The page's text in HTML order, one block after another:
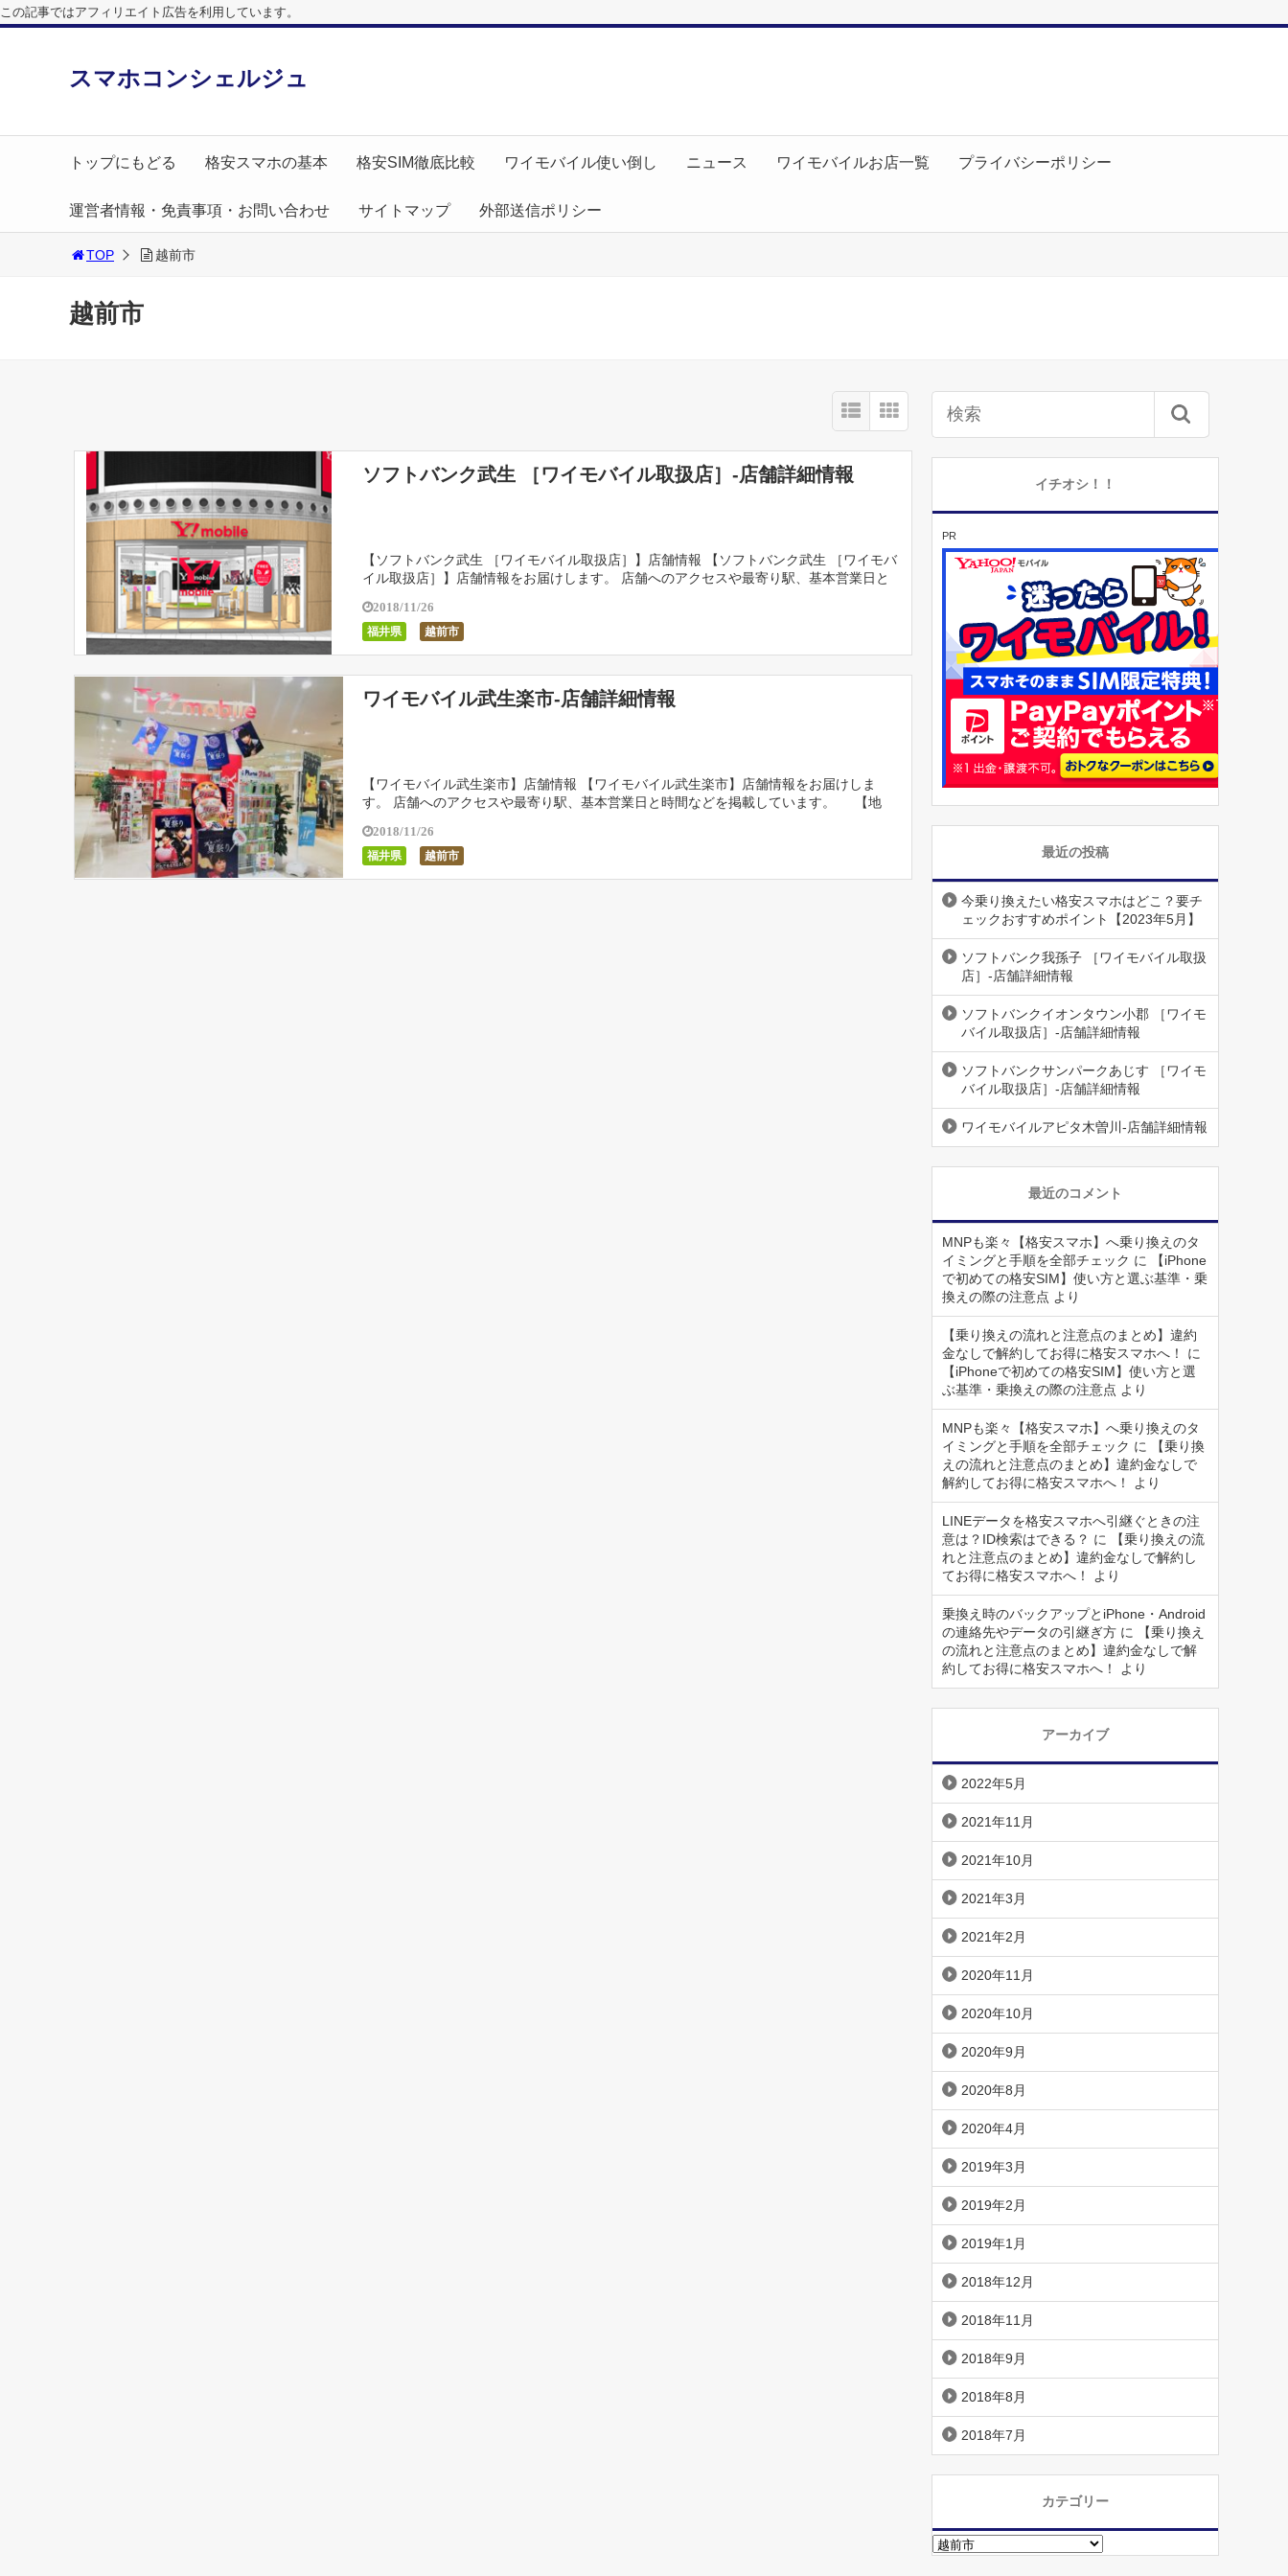
この記事ではアフィリエイト広告を利用しています。
スマホコンシェルジュ
トップにもどる 格安スマホの基本 格安SIM徹底比較 ワイモバイル使い倒し ニュース ワイモバイルお店一覧 プライバシーポリシー
運営者情報・免責事項・お問い合わせ サイトマップ 外部送信ポリシー
TOP 越前市
越前市
ソフトバンク武生 ［ワイモバイル取扱店］-店舗詳細情報
【ソフトバンク武生 ［ワイモバイル取扱店］】店舗情報 【ソフトバンク武生 ［ワイモバ
イル取扱店］】店舗情報をお届けします。 店舗へのアクセスや最寄り駅、基本営業日と
2018/11/26
福井県 越前市
ワイモバイル武生楽市-店舗詳細情報
【ワイモバイル武生楽市】店舗情報 【ワイモバイル武生楽市】店舗情報をお届けしま
す。 店舗へのアクセスや最寄り駅、基本営業日と時間などを掲載しています。 【地
2018/11/26
福井県 越前市
イチオシ！！
PR
最近の投稿
今乗り換えたい格安スマホはどこ？要チ
ェックおすすめポイント【2023年5月】
ソフトバンク我孫子 ［ワイモバイル取扱
店］-店舗詳細情報
ソフトバンクイオンタウン小郡 ［ワイモ
バイル取扱店］-店舗詳細情報
ソフトバンクサンパークあじす ［ワイモ
バイル取扱店］-店舗詳細情報
ワイモバイルアピタ木曽川-店舗詳細情報
最近のコメント
MNPも楽々【格安スマホ】へ乗り換えのタ
イミングと手順を全部チェック に
【iPhone
で初めての格安SIM】使い方と選ぶ基準・乗
換えの際の注意点 より
【乗り換えの流れと注意点のまとめ】違約
金なしで解約してお得に格安スマホへ！
に
【iPhoneで初めての格安SIM】使い方と選
ぶ基準・乗換えの際の注意点 より
MNPも楽々【格安スマホ】へ乗り換えのタ
イミングと手順を全部チェック に
【乗り換
えの流れと注意点のまとめ】違約金なしで
解約してお得に格安スマホへ！
より
LINEデータを格安スマホへ引継ぐときの注
意は？ID検索はできる？ に
【乗り換えの流
れと注意点のまとめ】違約金なしで解約し
てお得に格安スマホへ！
より
乗換え時のバックアップとiPhone・Android
の連絡先やデータの引継ぎ方 に
【乗り換え
の流れと注意点のまとめ】違約金なしで解
約してお得に格安スマホへ！
より
アーカイブ
2022年5月
2021年11月
2021年10月
2021年3月
2021年2月
2020年11月
2020年10月
2020年9月
2020年8月
2020年4月
2019年3月
2019年2月
2019年1月
2018年12月
2018年11月
2018年9月
2018年8月
2018年7月
カテゴリー
カ